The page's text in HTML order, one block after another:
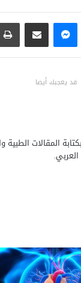
ماسنجر مشاركة عبر البريد
قد يعجبك أيضا
المقالات